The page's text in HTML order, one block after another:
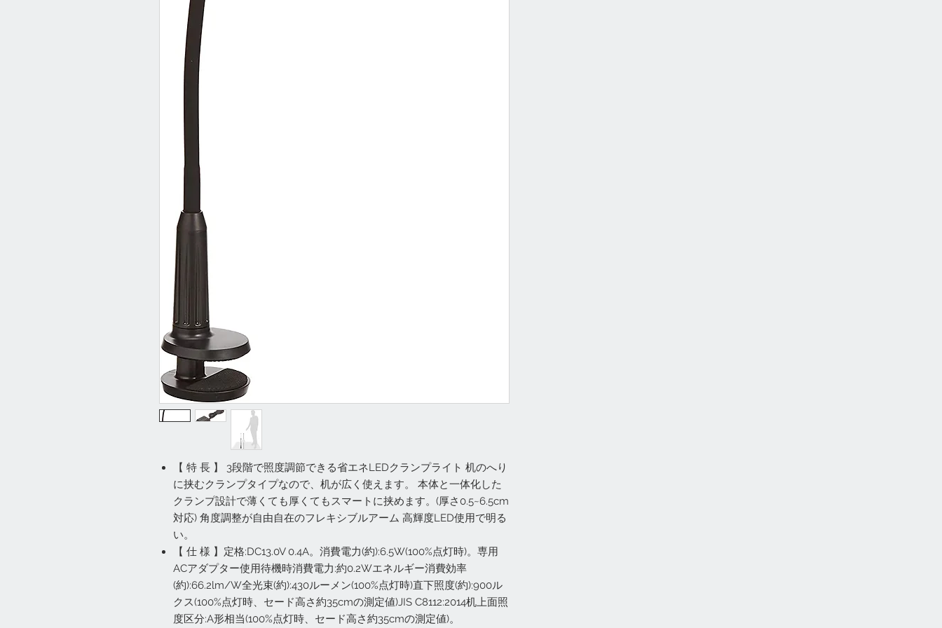
【 特 長 】 3段階で照度調節できる省エネLEDクランプライト 机のへり
に挟むクランプタイプなので、机が広く使えます。 本体と一体化した
クランプ設計で薄くても厚くてもスマートに挟めます。(厚さ0.5~6.5cm
対応) 角度調整が自由自在のフレキシブルアーム 高輝度LED使用で明る
い。
【 仕 様 】定格:DC13.0V 0.4A。消費電力(約):6.5W(100%点灯時)。専用
ACアダプター使用待機時消費電力:約0.2Wエネルギー消費効率
(約):66.2lm/W全光束(約):430ルーメン(100%点灯時)直下照度(約):900ル
クス(100%点灯時、セード高さ約35cmの測定値)JIS C8112:2014机上面照
度区分:A形相当(100%点灯時、セード高さ約35cmの測定値)。